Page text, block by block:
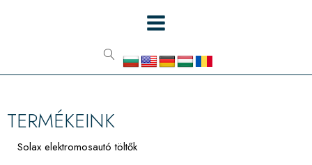
TERMÉKEINK
Solax elektromosautó töltők